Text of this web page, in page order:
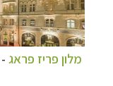
מלון פריז פראג